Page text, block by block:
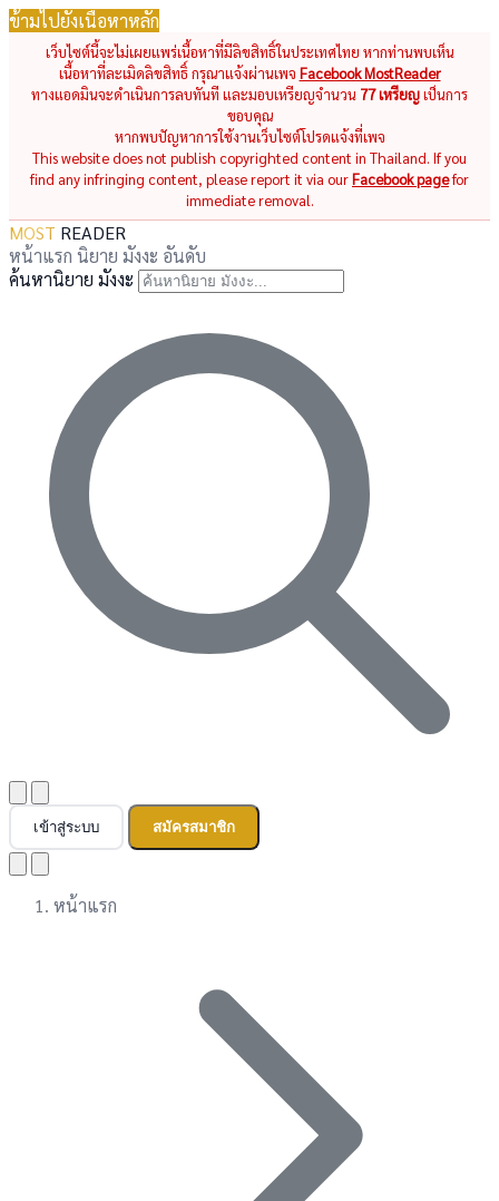
ข้ามไปยังเนื้อหาหลัก
เว็บไซต์นี้จะไม่เผยแพร่เนื้อหาที่มีลิขสิทธิ์ในประเทศไทย หากท่านพบเห็น
เนื้อหาที่ละเมิดลิขสิทธิ์ กรุณาแจ้งผ่านเพจ Facebook MostReader
ทางแอดมินจะดำเนินการลบทันที และมอบเหรียญจำนวน 77 เหรียญเป็นการ
ขอบคุณ
หากพบปัญหาการใช้งานเว็บไซต์โปรดแจ้งที่เพจ
This website does not publish copyrighted content in Thailand. If you
find any infringing content, please report it via ourFacebook pagefor
immediate removal.
MOST READER
หน้าแรก นิยาย มังงะ อันดับ
ค้นหานิยาย มังงะ
เข้าสู่ระบบ สมัครสมาชิก
หน้าแรก